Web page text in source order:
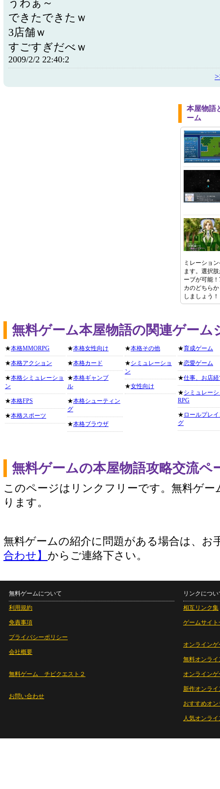
うわぁ～
できたできたｗ
3店舗ｗ
すごすぎだべｗ
2009/2/2 22:40:2
本屋物語
ーム
ミレーショ
ます。選択
ーブが可能
カのどちら
しましょう！
無料ゲーム本屋物語の関連ゲーム
★本格MMORPG
★本格アクション
★本格シミュレーショ
ン
★本格FPS
★本格スポーツ
★本格女性向け
★本格カード
★本格ギャンブ
ル
★本格シューティン
グ
★本格ブラウザ
★本格その他
★シミュレーショ
ン
★女性向け
★育成ゲーム
★恋愛ゲーム
★仕事、お店
★シミュレー
RPG
★ ロールプレ
グ
無料ゲームの本屋物語攻略交流ペ
このページはリンクフリーです。無料ゲー
ります。
無料ゲームの紹介に問題がある場合は、お
合わせ】 からご連絡下さい。
無料ゲームについて
利用規約
免責事項
プライバシーポリシー
会社概要
無料ゲーム チビクエスト２
お問い合わせ
リンクについ
相互リンク集
ゲームサイト
オンラインゲ
無料オンライ
オンライン
新作オンライ
おすすめオ
人気オンラ